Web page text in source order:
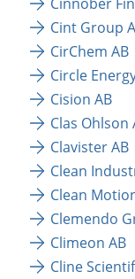
Cint Group
CirChem AB
Circle
Cision AB
Clas Ohlson
Clavister AB
Clean
Clean
Clemendo
Climeon AB
Cline